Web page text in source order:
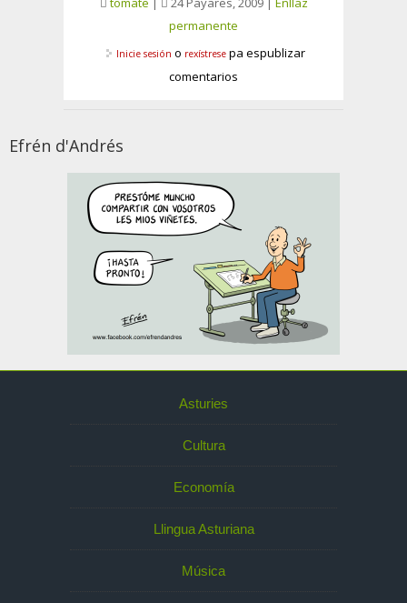
permanente
Inicie sesión o rexístresepa espublizar
comentarios
Efrén d'Andrés
Asturies
Cultura
Economía
Llingua Asturiana
Música